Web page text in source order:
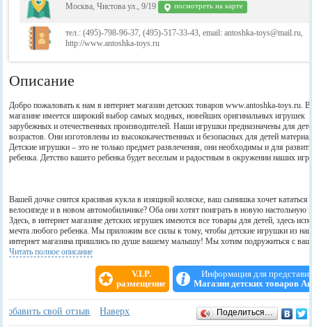
Москва, Чистова ул., 9/19 посмотреть на карте
тел.: (495)-798-96-37, (495)-517-33-43, email: antoshka-toys@mail.ru,
http://www.antoshka-toys.ru
Описание
Добро пожаловать к нам в интернет магазин детских товаров www.antoshka-toys.ru.
магазине имеется широкий выбор самых модных, новейших оригинальных игрушек
зарубежных и отечественных производителей. Наши игрушки предназначены для
возрастов. Они изготовлены из высококачественных и безопасных для детей
Детские игрушки – это не только предмет развлечения, они необходимы и для
ребенка. Детство вашего ребенка будет веселым и радостным в окружении наших
Вашей дочке снится красивая кукла в изящной коляске, ваш сынишка хочет кататься
велосипеде и в новом автомобильчике? Оба они хотят поиграть в новую настольную
Здесь, в интернет магазине детских игрушек имеются все товары для детей, здесь
мечта любого ребенка. Мы приложим все силы к тому, чтобы детские игрушки из
интернет магазина пришлись по душе вашему малышу! Мы хотим подружиться с
и надеемся, что эта взаимная дружба принесет вам много радостных и веселых
Детские годы - чудесная пора в нашей жизни. Это беспечная пора веселых забав, но в
Каждый из нас, кто имеет детей, а в настоящем или в будущем – и внуков, как бы
вновь проходит эту светлую пору своей жизни, которую мы называем детством. И
Читать полное описание
V.I.P.
размещение
Информация для
Магазин детских товаров
Отзывы
Добавить свой отзыв Наверх Поделиться…